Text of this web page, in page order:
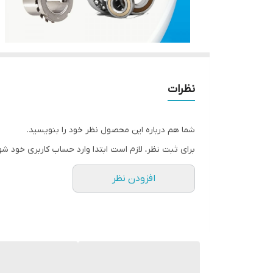
نظرات
شما هم درباره این محصول نظر خود را بنویسید.
برای ثبت نظر، لازم است ابتدا وارد حساب کاربری خود
افزودن نظر